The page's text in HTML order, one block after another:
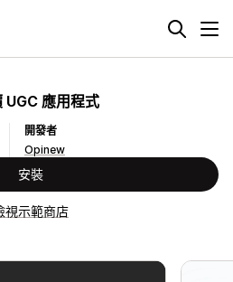
應用程式
開發者
Opinew
安裝
視示範商店